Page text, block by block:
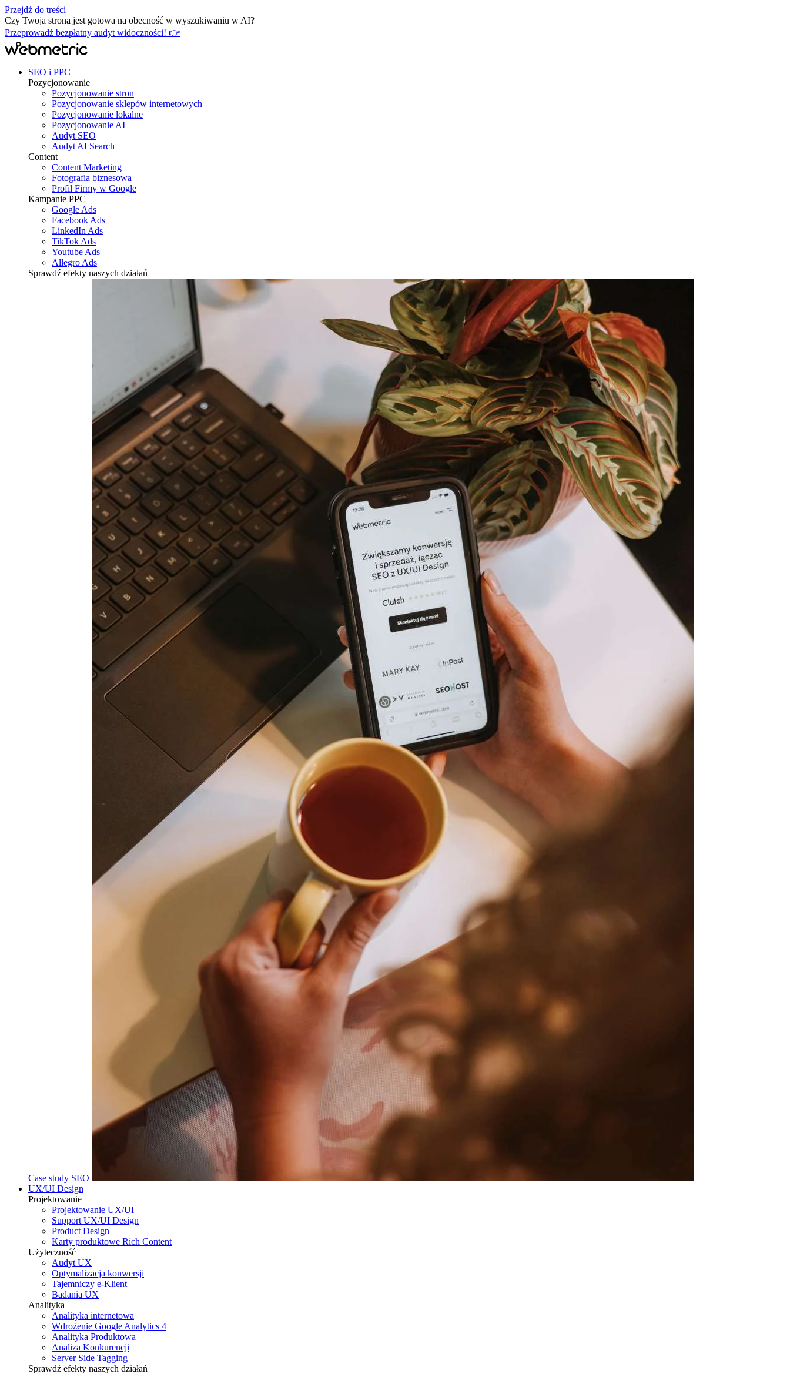
Przejdź do treści
Czy Twoja strona jest gotowa na obecność w wyszukiwaniu w AI?
Przeprowadź bezpłatny audyt widoczności! 👉
SEO i PPC
Pozycjonowanie
Pozycjonowanie stron
Pozycjonowanie sklepów internetowych
Pozycjonowanie lokalne
Pozycjonowanie AI
Audyt SEO
Audyt AI Search
Content
Content Marketing
Fotografia biznesowa
Profil Firmy w Google
Kampanie PPC
Google Ads
Facebook Ads
LinkedIn Ads
TikTok Ads
Youtube Ads
Allegro Ads
Sprawdź efekty naszych działań
Case study SEO
UX/UI Design
Projektowanie
Projektowanie UX/UI
Support UX/UI Design
Product Design
Karty produktowe Rich Content
Użyteczność
Audyt UX
Optymalizacja konwersji
Tajemniczy e-Klient
Badania UX
Analityka
Analityka internetowa
Wdrożenie Google Analytics 4
Analityka Produktowa
Analiza Konkurencji
Server Side Tagging
Sprawdź efekty naszych działań